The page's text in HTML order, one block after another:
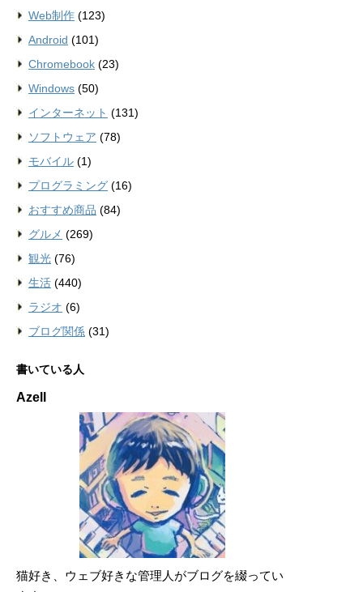
ブ Web制作 (123)
Android (101)
Chromebook (23)
Windows (50)
インターネット (131)
ソフトウェア (78)
モバイル (1)
プログラミング (16)
おすすめ商品 (84)
グルメ (269)
観光 (76)
生活 (440)
ラジオ (6)
ブログ関係 (31)
書いている人
Azell
猫好き、ウェブ好きな管理人がブログを綴ってい